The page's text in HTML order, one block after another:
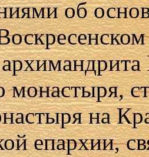
об
монастыря,
на
епархии,